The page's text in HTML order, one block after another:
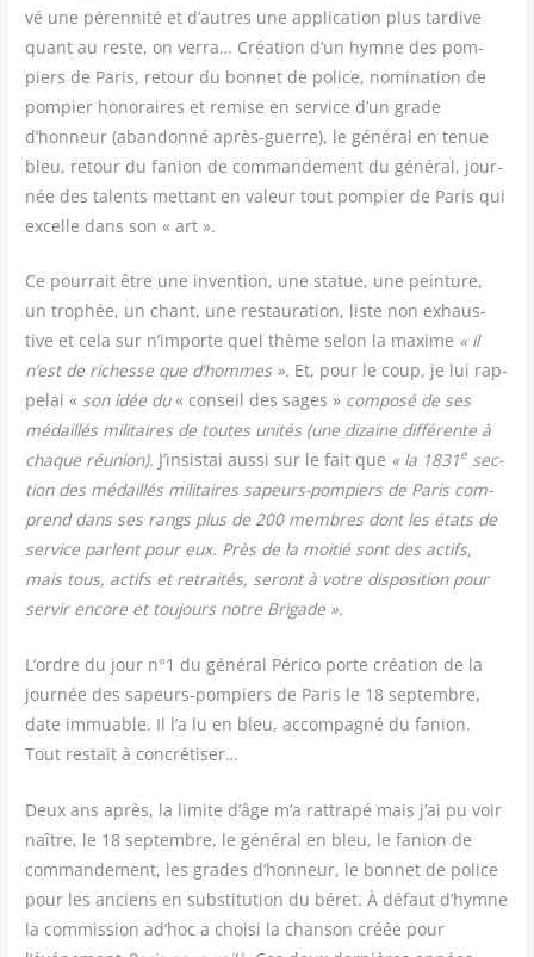
vé une péren­ni­té et d’autres une appli­ca­tion plus tar­dive
quant au reste, on ver­ra… Créa­tion d’un hymne des pom­
piers de Paris, retour du bon­net de police, nomi­na­tion de
pom­pier hono­raires et remise en ser­vice d’un grade
d’honneur (aban­don­né après-guerre), le géné­ral en tenue
bleu, retour du fanion de com­man­de­ment du géné­ral, jour­
née des talents met­tant en valeur tout pom­pier de Paris qui
excelle dans son « art ».
Ce pour­rait être une inven­tion, une sta­tue, une pein­ture,
un tro­phée, un chant, une res­tau­ra­tion, liste non exhaus­
tive et cela sur n’importe quel thème selon la maxime « il
n’est de richesse que d’hommes ». Et, pour le coup, je lui rap­
pe­lai « son idée du « conseil des sages » com­po­sé de ses
médaillés mili­taires de toutes uni­tés (une dizaine dif­fé­rente à
chaque réunion). J’insistai aus­si sur le fait que « la 1831e sec­
tion des médaillés mili­taires sapeurs-pom­piers de Paris com­
prend dans ses rangs plus de 200 membres dont les états de
ser­vice parlent pour eux. Près de la moi­tié sont des actifs,
mais tous, actifs et retrai­tés, seront à votre dis­po­si­tion pour
ser­vir encore et tou­jours notre Brigade ».
L’ordre du jour n°1 du géné­ral Péri­co porte créa­tion de la
jour­née des sapeurs-pom­piers de Paris le 18 sep­tembre,
date immuable. Il l’a lu en bleu, accom­pa­gné du fanion.
Tout res­tait à concrétiser…
Deux ans après, la limite d’âge m’a rat­tra­pé mais j’ai pu voir
naître, le 18 sep­tembre, le géné­ral en bleu, le fanion de
com­man­de­ment, les grades d’honneur, le bon­net de police
pour les anciens en sub­sti­tu­tion du béret. À défaut d’hymne
la com­mis­sion ad’hoc a choi­si la chan­son créée pour